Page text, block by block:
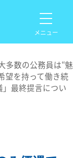
メニュー
多数の公務員は“魅
望を持って働き続
最終提言につい